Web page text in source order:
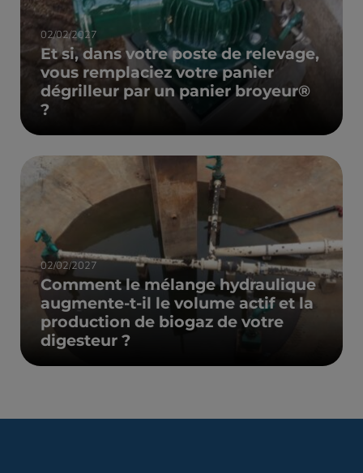
02/02/2027
Et si, dans votre poste de relevage,
vous remplaciez votre panier
dégrilleur par un panier broyeur®
?
02/02/2027
Comment le mélange hydraulique
augmente-t-il le volume actif et la
production de biogaz de votre
digesteur ?